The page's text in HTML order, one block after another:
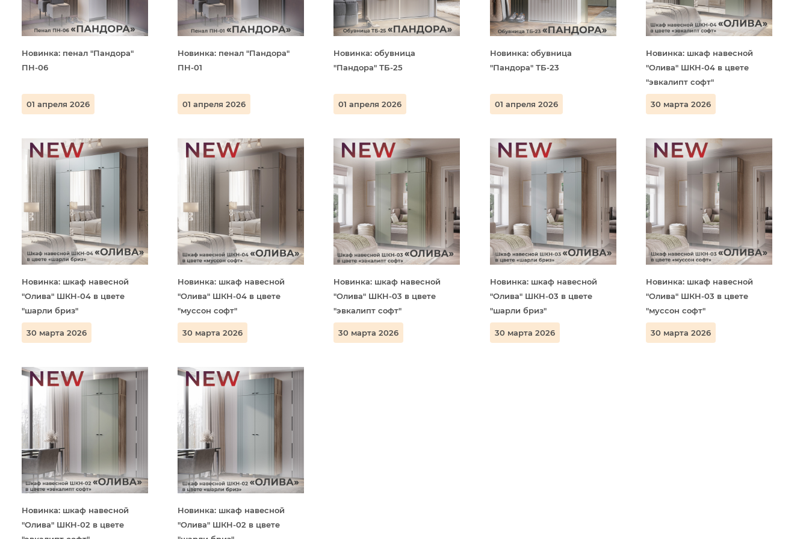
Новинка: пенал "Пандора"
ПН-06
01 апреля 2026
Новинка: пенал "Пандора"
ПН-01
01 апреля 2026
Новинка: обувница
"Пандора" ТБ-25
01 апреля 2026
Новинка: обувница
"Пандора" ТБ-23
01 апреля 2026
Новинка: шкаф навесной
"Олива" ШКН-04 в цвете
"эвкалипт софт"
30 марта 2026
Новинка: шкаф навесной
"Олива" ШКН-04 в цвете
"шарли бриз"
30 марта 2026
Новинка: шкаф навесной
"Олива" ШКН-04 в цвете
"муссон софт"
30 марта 2026
Новинка: шкаф навесной
"Олива" ШКН-03 в цвете
"эвкалипт софт"
30 марта 2026
Новинка: шкаф навесной
"Олива" ШКН-03 в цвете
"шарли бриз"
30 марта 2026
Новинка: шкаф навесной
"Олива" ШКН-03 в цвете
"муссон софт"
30 марта 2026
Новинка: шкаф навесной
"Олива" ШКН-02 в цвете
Новинка: шкаф навесной
"Олива" ШКН-02 в цвете